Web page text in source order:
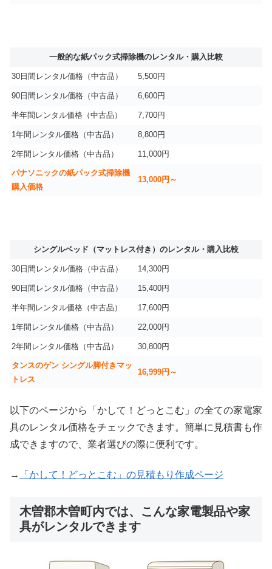
一般的な紙パック式掃除機のレンタル・購入比較
30日間レンタル価格（中古品） 5,500円
90日間レンタル価格（中古品） 6,600円
半年間レンタル価格（中古品） 7,700円
1年間レンタル価格（中古品） 8,800円
2年間レンタル価格（中古品） 11,000円
パナソニックの紙パック式掃除機
購入価格
13,000円～
シングルベッド（マットレス付き）のレンタル・購入比較
30日間レンタル価格（中古品） 14,300円
90日間レンタル価格（中古品） 15,400円
半年間レンタル価格（中古品） 17,600円
1年間レンタル価格（中古品） 22,000円
2年間レンタル価格（中古品） 30,800円
タンスのゲン シングル脚付きマッ
トレス
16,999円～
以下のページから「かして！どっとこむ」の全ての家電家
具のレンタル価格をチェックできます。簡単に見積書も作
成できますので、業者選びの際に便利です。
→ 「かして！どっとこむ」の見積もり作成ページ
木曽郡木曽町内では、こんな家電製品や家
具がレンタルできます